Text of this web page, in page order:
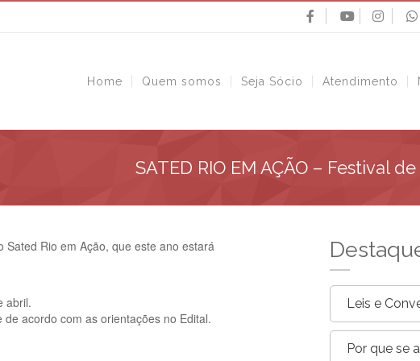
Home Quem somos Seja Sócio Atendimento
SATED RIO EM AÇÃO – Festival
Rio em Ação, que este ano estará
abril.
acordo com as orientações no Edital.
Leis e
Por que se